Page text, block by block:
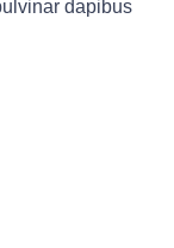
dapibus